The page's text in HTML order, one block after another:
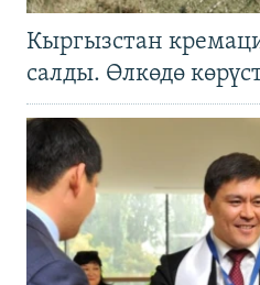
Кыргызстан
салды. Өлкөдө